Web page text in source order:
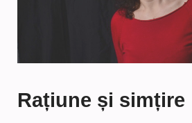
Rațiune și simțire